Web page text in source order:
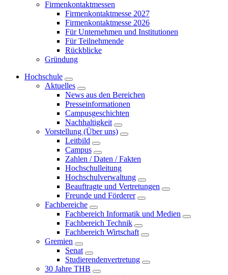
Firmenkontaktmessen
Firmenkontaktmesse 2027
Firmenkontaktmesse 2026
Für Unternehmen und Institutionen
Für Teilnehmende
Rückblicke
Gründung
Hochschule
Aktuelles
News aus den Bereichen
Presseinformationen
Campusgeschichten
Nachhaltigkeit
Vorstellung (Über uns)
Leitbild
Campus
Zahlen / Daten / Fakten
Hochschulleitung
Hochschulverwaltung
Beauftragte und Vertretungen
Freunde und Förderer
Fachbereiche
Fachbereich Informatik und Medien
Fachbereich Technik
Fachbereich Wirtschaft
Gremien
Senat
Studierendenvertretung
30 Jahre THB